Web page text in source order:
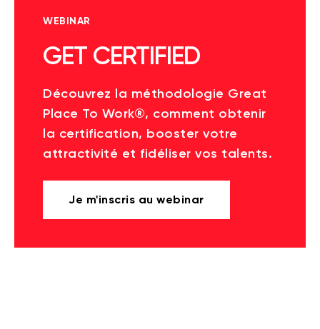
WEBINAR
GET CERTIFIED
Découvrez la méthodologie Great
Place To Work®, comment obtenir
la certification, booster votre
attractivité et fidéliser vos talents.
Je m'inscris au webinar